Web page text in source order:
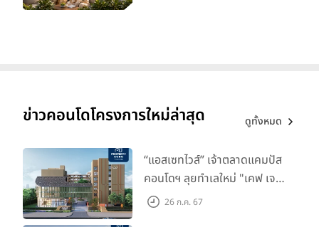
ข่าวคอนโดโครงการใหม่ล่าสุด ดูทั้งหมด
“แอสเซทไวส์” เจ้าตลาดแคมปัส
คอนโดฯ ลุยทำเลใหม่ "เคฟ เจ
เนซิส นครปฐม" จับมือพาร์ท
26 ก.ค. 67